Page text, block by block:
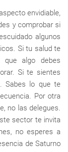
envidiable,
y comprobar si
algunos
Si tu salud te
que algo debes
Si te sientes
Sabes lo que te
Por otra
no las delegues.
sector te invita
no esperes a
de Saturno